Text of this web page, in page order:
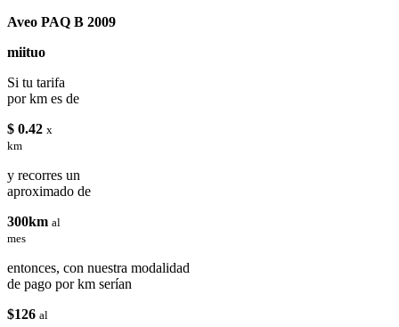
Aveo PAQ B 2009
miituo
Si tu tarifa
por km es de
$ 0.42 x
km
y recorres un
aproximado de
300km al
mes
entonces, con nuestra modalidad
de pago por km serían
$126 al